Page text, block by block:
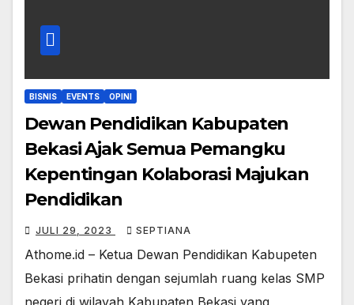
BISNIS EVENTS OPINI
Dewan Pendidikan Kabupaten
Bekasi Ajak Semua Pemangku
Kepentingan Kolaborasi Majukan
Pendidikan
JULI 29, 2023 SEPTIANA
Athome.id – Ketua Dewan Pendidikan Kabupeten
Bekasi prihatin dengan sejumlah ruang kelas SMP
negeri di wilayah Kabupaten Bekasi yang